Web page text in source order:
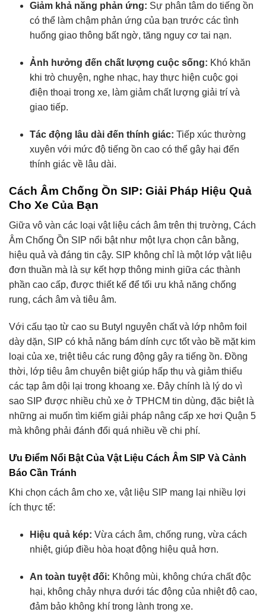
Giảm khả năng phản ứng: Sự phân tâm do tiếng ồn
có thể làm chậm phản ứng của bạn trước các tình
huống giao thông bất ngờ, tăng nguy cơ tai nạn.
Ảnh hưởng đến chất lượng cuộc sống: Khó khăn
khi trò chuyện, nghe nhạc, hay thực hiện cuộc gọi
điện thoại trong xe, làm giảm chất lượng giải trí và
giao tiếp.
Tác động lâu dài đến thính giác: Tiếp xúc thường
xuyên với mức độ tiếng ồn cao có thể gây hại đến
thính giác về lâu dài.
Cách Âm Chống Ồn SIP: Giải Pháp Hiệu Quả
Cho Xe Của Bạn
Giữa vô vàn các loại vật liệu cách âm trên thị trường, Cách
Âm Chống Ồn SIP nổi bật như một lựa chọn cân bằng,
hiệu quả và đáng tin cậy. SIP không chỉ là một lớp vật liệu
đơn thuần mà là sự kết hợp thông minh giữa các thành
phần cao cấp, được thiết kế để tối ưu khả năng chống
rung, cách âm và tiêu âm.
Với cấu tạo từ cao su Butyl nguyên chất và lớp nhôm foil
dày dặn, SIP có khả năng bám dính cực tốt vào bề mặt kim
loại của xe, triệt tiêu các rung động gây ra tiếng ồn. Đồng
thời, lớp tiêu âm chuyên biệt giúp hấp thụ và giảm thiểu
các tạp âm dội lại trong khoang xe. Đây chính là lý do vì
sao SIP được nhiều chủ xe ở TPHCM tin dùng, đặc biệt là
những ai muốn tìm kiếm giải pháp nâng cấp xe hơi Quận 5
mà không phải đánh đổi quá nhiều về chi phí.
Ưu Điểm Nổi Bật Của Vật Liệu Cách Âm SIP Và Cảnh
Báo Cần Tránh
Khi chọn cách âm cho xe, vật liệu SIP mang lại nhiều lợi
ích thực tế:
Hiệu quả kép: Vừa cách âm, chống rung, vừa cách
nhiệt, giúp điều hòa hoạt động hiệu quả hơn.
An toàn tuyệt đối: Không mùi, không chứa chất độc
hại, không chảy nhựa dưới tác động của nhiệt độ cao,
đảm bảo không khí trong lành trong xe.